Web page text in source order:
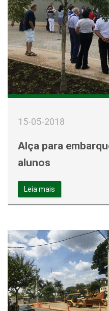
15-05-2018
Alça para
alunos
Leia mais